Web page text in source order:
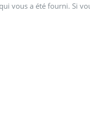
vous a été fourni. Si